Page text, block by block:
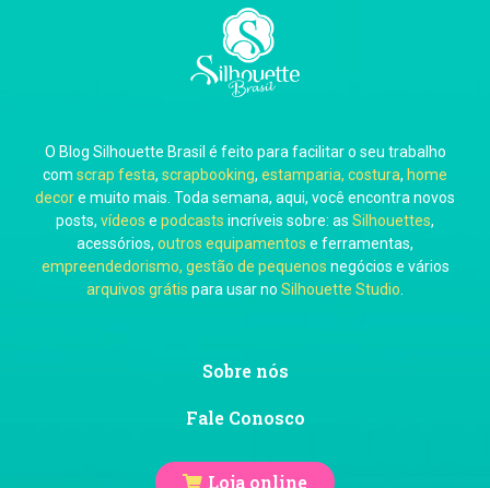
Carla Eschberger
Carol Pessoa
Ju Mirthes
O Blog Silhouette Brasil é feito para facilitar o seu trabalho
com scrap festa, scrapbooking, estamparia, costura, home
decore muito mais. Toda semana, aqui, você encontra novos
posts, vídeos e podcasts incríveis sobre: as Silhouettes,
acessórios, outros equipamentos e ferramentas,
empreendedorismo, gestão de pequenos negócios e vários
arquivos grátis para usar no Silhouette Studio
Sobre nós
Fale Conosco
Loja online